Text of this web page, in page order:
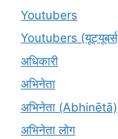
Youtubers
Youtubers
अधिकारी
अभिनेता
अभिनेता (Abhinētā)
अभिनेता लोग